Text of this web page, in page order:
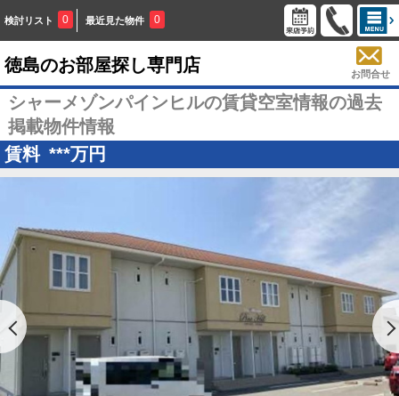
検討リスト 0 最近見た物件 0
徳島のお部屋探し専門店 お問合せ
シャーメゾンパインヒルの賃貸空室情報の過去
掲載物件情報
賃料 ***万円